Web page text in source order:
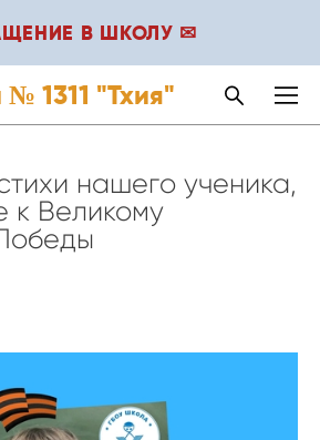
В ШКОЛУ ✉
1311 "Тхия"
нашего ученика,
к Великому